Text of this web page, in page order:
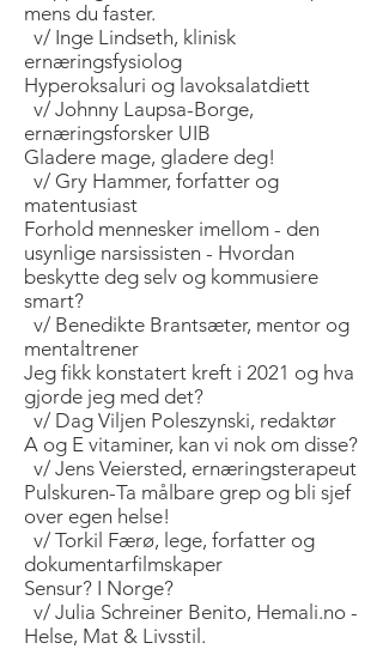
mens du faster.
v/ Inge Lindseth, klinisk
ernæringsfysiolog
Hyperoksaluri og lavoksalatdiett
v/ Johnny Laupsa-Borge,
ernæringsforsker UIB
Gladere mage, gladere deg!
v/ Gry Hammer, forfatter og
matentusiast
Forhold mennesker imellom - den
usynlige narsissisten - Hvordan
beskytte deg selv og kommusiere
smart?
v/ Benedikte Brantsæter, mentor og
mentaltrener
Jeg fikk konstatert kreft i 2021 og hva
gjorde jeg med det?
v/ Dag Viljen Poleszynski, redaktør
A og E vitaminer, kan vi nok om disse?
v/ Jens Veiersted, ernæringsterapeut
Pulskuren-Ta målbare grep og bli sjef
over egen helse!
v/ Torkil Færø, lege, forfatter og
dokumentarfilmskaper
Sensur? I Norge?
v/ Julia Schreiner Benito, Hemali.no -
Helse, Mat & Livsstil.